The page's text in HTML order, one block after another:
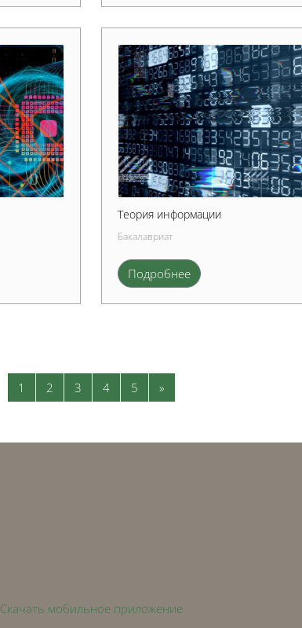
Теория информации
Бакалавриат
Подробнее
1 Страница 1
2 Страница 2
3Страница 3
4Страница 4
5Страница 5
»Следующая страница
Скачать мобильное приложение